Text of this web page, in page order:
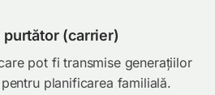
purtător (carrier)
pot fi transmise generațiilor
planificarea familială.